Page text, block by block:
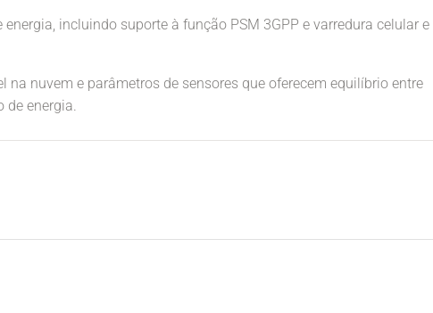
incluindo suporte à função PSM 3GPP e varredura celular e
na nuvem e parâmetros de sensores que oferecem equilíbrio entre
de energia.